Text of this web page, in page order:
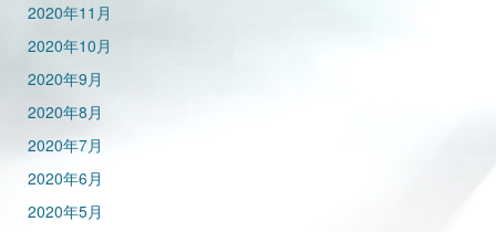
2020年11月
2020年10月
2020年9月
2020年8月
2020年7月
2020年6月
2020年5月